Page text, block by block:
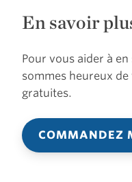
En savoir
Pour vous aider à
sommes heureux
gratuites.
COMMANDEZ